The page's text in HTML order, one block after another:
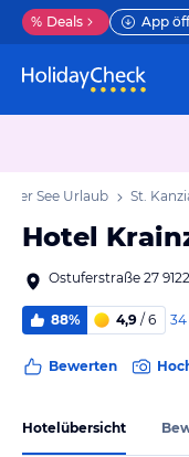
% Deals App
See Urlaub St.
Hotel
Ostuferstraße 27
88% 4,9 / 6 34
Bewerten
Hotelübersicht